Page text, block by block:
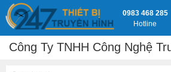
0983 468 285
Hotline
Công Ty TNHH Công Nghệ